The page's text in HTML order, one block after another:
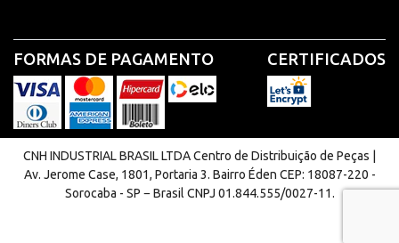
FORMAS DE PAGAMENTO CERTIFICADOS
CNH INDUSTRIAL BRASIL LTDA Centro de Distribuição de Peças |
Av. Jerome Case, 1801, Portaria 3. Bairro Éden CEP: 18087-220 -
Sorocaba - SP − Brasil CNPJ 01.844.555/0027-11.